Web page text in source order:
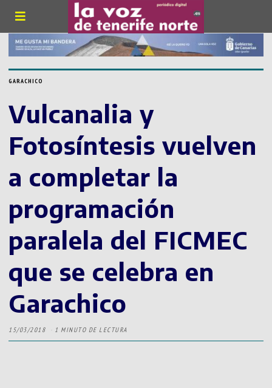
GARACHICO
Vulcanalia y
Fotosíntesis vuelven
a completar la
programación
paralela del FICMEC
que se celebra en
Garachico
15/03/2018 1 MINUTO DE LECTURA